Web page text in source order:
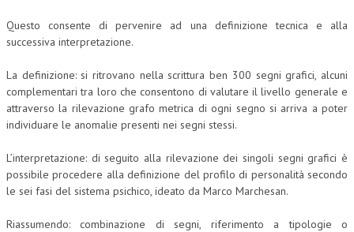
Questo consente di pervenire ad una definizione tecnica e alla
successiva interpretazione.
La definizione: si ritrovano nella scrittura ben 300 segni grafici, alcuni
complementari tra loro che consentono di valutare il livello generale e
attraverso la rilevazione grafo metrica di ogni segno si arriva a poter
individuare le anomalie presenti nei segni stessi.
L’interpretazione: di seguito alla rilevazione dei singoli segni grafici è
possibile procedere alla definizione del profilo di personalità secondo
le sei fasi del sistema psichico, ideato da Marco Marchesan.
Riassumendo: combinazione di segni, riferimento a tipologie o